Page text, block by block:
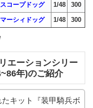
コープドッグ 1/48 300
ーシィドッグ 1/48 300
エーションシリー
年)のご紹介
キット『装甲騎兵ボ